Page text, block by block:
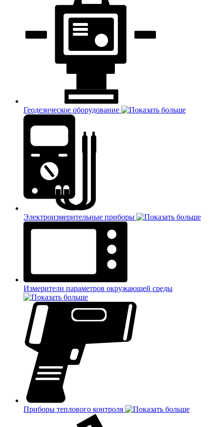
Геодезическое оборудование
Электроизмерительные приборы
Измерители параметров окружающей среды
Приборы теплового контроля